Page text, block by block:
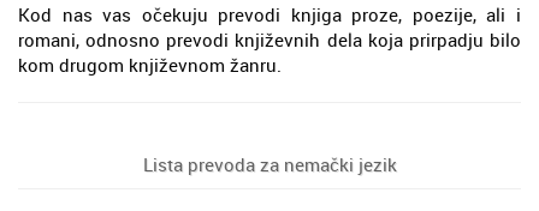
Kod nas vas očekuju prevodi knjiga proze, poezije, ali i
romani, odnosno prevodi književnih dela koja prirpadju bilo
kom drugom književnom žanru.
Lista prevoda za nemački jezik